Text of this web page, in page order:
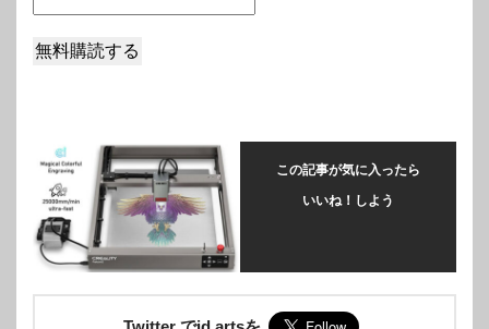
この記事が気に入ったら
いいね！しよう